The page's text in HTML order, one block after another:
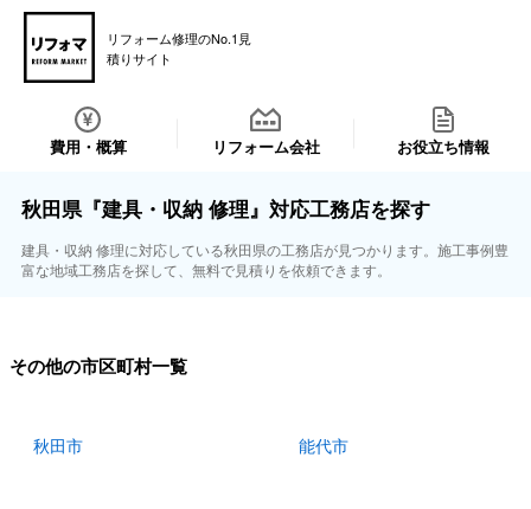
リフォーム修理のNo.1見
積りサイト
費用・概算 リフォーム会社 お役立ち情報
秋田県『建具・収納 修理』対応工務店を探す
建具・収納 修理に対応している秋田県の工務店が見つかります。施工事例豊
富な地域工務店を探して、無料で見積りを依頼できます。
その他の市区町村一覧
秋田市 能代市